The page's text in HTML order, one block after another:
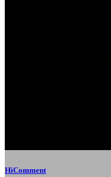
HiComment